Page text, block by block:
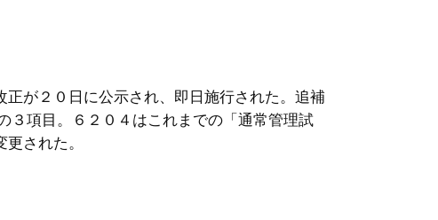
が２０日に公示され、即日施行された。追補
項目。６２０４はこれまでの「通常管理試
された。